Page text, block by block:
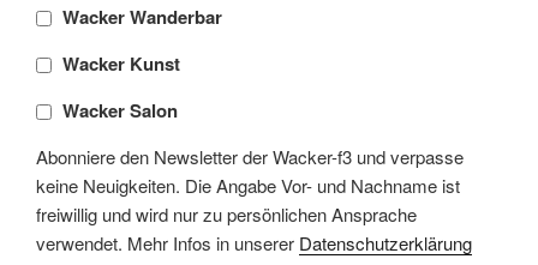
Wacker Wanderbar
Wacker Kunst
Wacker Salon
Abonniere den Newsletter der Wacker-f3 und verpasse
keine Neuigkeiten. Die Angabe Vor- und Nachname ist
freiwillig und wird nur zu persönlichen Ansprache
verwendet. Mehr Infos in unserer Datenschutzerklärung